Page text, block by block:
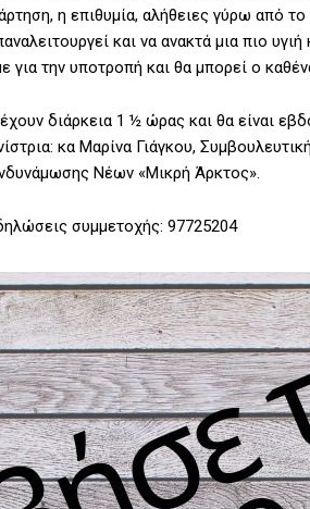
η επιθυμία, αλήθειες γύρω από
και να ανακτά μια πιο
για την υποτροπή και θα μπορεί ο
διάρκεια 1 ½ ώρας και θα είναι
κα Μαρίνα Γιάγκου,
Νέων «Μικρή Άρκτος».
συμμετοχής: 97725204